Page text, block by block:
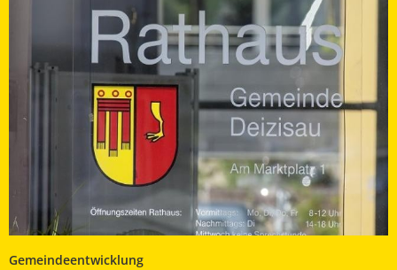
Gemeindeentwicklung